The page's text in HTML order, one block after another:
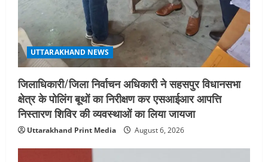
UTTARAKHAND NEWS
जिलाधिकारी/जिला निर्वाचन अधिकारी ने सहसपुर विधानसभा
क्षेत्र के पोलिंग बूथों का निरीक्षण कर एसआईआर आपत्ति
निस्तारण शिविर की व्यवस्थाओं का लिया जायजा
Uttarakhand Print Media August 6, 2026